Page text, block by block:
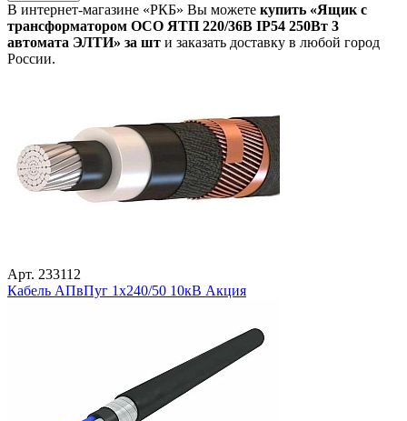
В интернет-магазине «РКБ» Вы можете купить «Ящик с
трансформатором ОСО ЯТП 220/36В IP54 250Вт 3
автомата ЭЛТИ» за шт и заказать доставку в любой город
России.
Арт. 233112
Кабель АПвПуг 1х240/50 10кВ Акция